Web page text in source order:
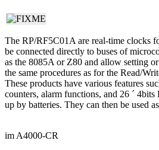
The RP/RF5C01A are real-time clocks
be connected directly to buses of
as the 8085A or Z80 and allow setting
the same procedures as for the Read/
These products have various features
counters, alarm functions, and 26 ´
up by batteries. They can then be used
im A4000-CR